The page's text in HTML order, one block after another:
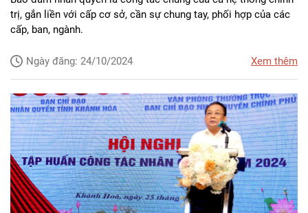
trị, gắn liền với cấp cơ sở, cần sự chung tay, phối hợp của các
cấp, ban, ngành.
Ngày đăng: 24/10/2024 Xem thêm